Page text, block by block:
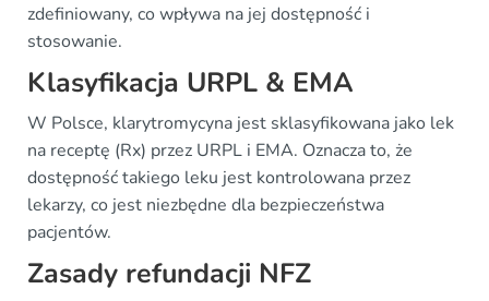
zdefiniowany, co wpływa na jej dostępność i
stosowanie.
Klasyfikacja URPL & EMA
W Polsce, klarytromycyna jest sklasyfikowana jako lek
na receptę (Rx) przez URPL i EMA. Oznacza to, że
dostępność takiego leku jest kontrolowana przez
lekarzy, co jest niezbędne dla bezpieczeństwa
pacjentów.
Zasady refundacji NFZ